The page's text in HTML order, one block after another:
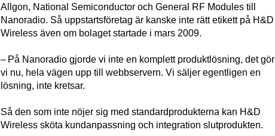
Allgon, National Semiconductor och General RF Modules till
Nanoradio. Så uppstartsföretag är kanske inte rätt etikett på H&D
Wireless även om bolaget startade i mars 2009.
– På Nanoradio gjorde vi inte en komplett produktlösning, det gör
vi nu, hela vägen upp till webbservern. Vi säljer egentligen en
lösning, inte kretsar.
Så den som inte nöjer sig med standardprodukterna kan H&D
Wireless sköta kundanpassning och integration slutprodukten.